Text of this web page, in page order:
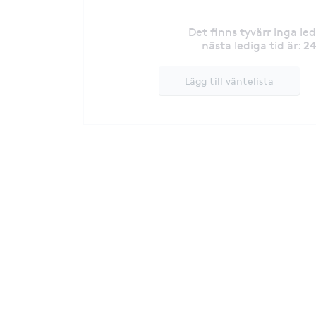
Det finns tyvärr inga
nästa lediga tid är:
Lägg till väntelista